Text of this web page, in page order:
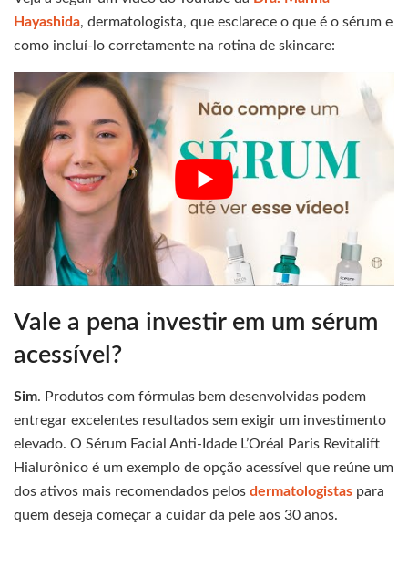
Hayashida, dermatologista, que esclarece o que é o sérum e
como incluí-lo corretamente na rotina de skincare:
Vale a pena investir em um sérum
acessível?
Sim. Produtos com fórmulas bem desenvolvidas podem
entregar excelentes resultados sem exigir um investimento
elevado. O Sérum Facial Anti-Idade L’Oréal Paris Revitalift
Hialurônico é um exemplo de opção acessível que reúne um
dos ativos mais recomendados pelos dermatologistas para
quem deseja começar a cuidar da pele aos 30 anos.